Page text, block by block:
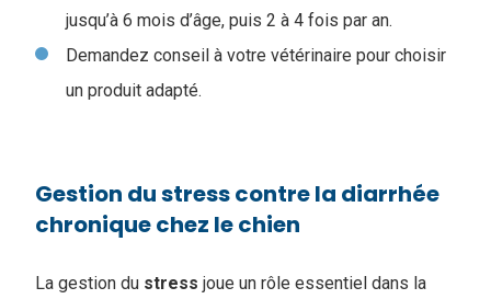
jusqu’à 6 mois d’âge, puis 2 à 4 fois par an.
Demandez conseil à votre vétérinaire pour choisir
un produit adapté.
Gestion du stress contre la diarrhée
chronique chez le chien
La gestion du stress joue un rôle essentiel dans la